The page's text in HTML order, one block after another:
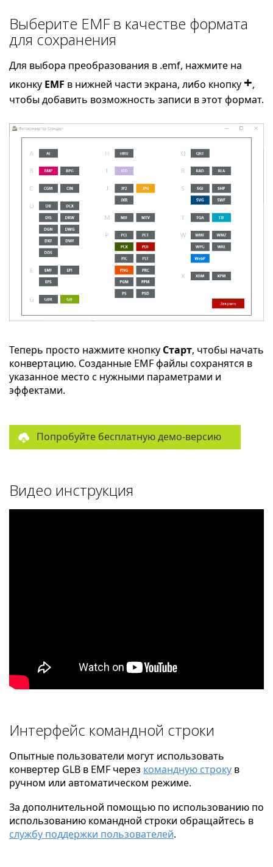
Выберите EMF в качестве формата
для сохранения
Для выбора преобразования в .emf, нажмите на
иконку EMF в нижней части экрана, либо кнопку +,
чтобы добавить возможность записи в этот формат.
Теперь просто нажмите кнопку Старт, чтобы начать
конвертацию. Созданные EMF файлы сохранятся в
указанное место с нужными параметрами и
эффектами.
Попробуйте бесплатную демо-версию
Видео инструкция
Интерфейс командной строки
Опытные пользователи могут использовать
конвертер GLB в EMF через командную строку в
ручном или автоматическом режиме.
За дополнительной помощью по использованию по
использованию командной строки обращайтесь в
службу поддержки пользователей.